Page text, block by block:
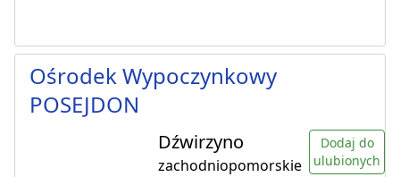
Ośrodek Wypoczynkowy
POSEJDON
Dźwirzyno
zachodniopomorskie
Dodaj do
ulubionych